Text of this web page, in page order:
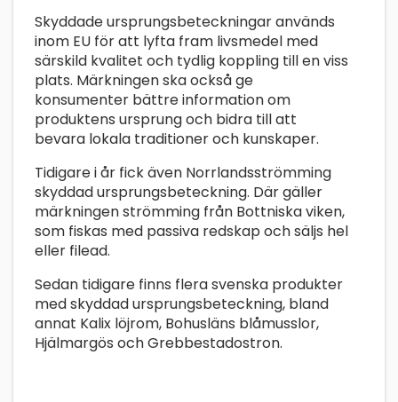
Skyddade ursprungsbeteckningar används
inom EU för att lyfta fram livsmedel med
särskild kvalitet och tydlig koppling till en viss
plats. Märkningen ska också ge
konsumenter bättre information om
produktens ursprung och bidra till att
bevara lokala traditioner och kunskaper.
Tidigare i år fick även Norrlandsströmming
skyddad ursprungsbeteckning. Där gäller
märkningen strömming från Bottniska viken,
som fiskas med passiva redskap och säljs hel
eller filead.
Sedan tidigare finns flera svenska produkter
med skyddad ursprungsbeteckning, bland
annat Kalix löjrom, Bohusläns blåmusslor,
Hjälmargös och Grebbestadostron.